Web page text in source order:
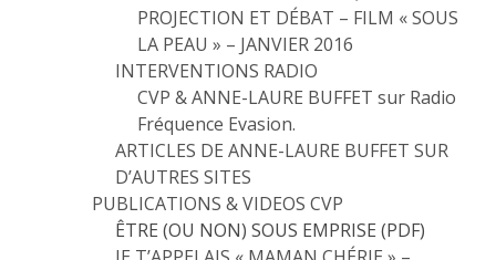
PROJECTION ET DÉBAT – FILM « SOUS
LA PEAU » – JANVIER 2016
INTERVENTIONS RADIO
CVP & ANNE-LAURE BUFFET sur Radio
Fréquence Evasion.
ARTICLES DE ANNE-LAURE BUFFET SUR
D’AUTRES SITES
PUBLICATIONS & VIDEOS CVP
ÊTRE (OU NON) SOUS EMPRISE (PDF)